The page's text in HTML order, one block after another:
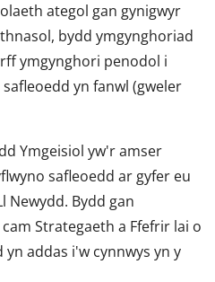
ategol gan gynigwyr
bydd ymgynghoriad
ymgynghori penodol i
yn fanwl (gweler
Ymgeisiol yw'r amser
safleoedd ar gyfer eu
Newydd. Bydd gan
Strategaeth a Ffefrir lai o
addas i'w cynnwys yn y